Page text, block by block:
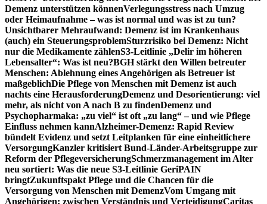
Demenz unterstützen könnenVerlegungsstress nach Umzug
oder Heimaufnahme – was ist normal und was ist zu tun?
Unsichtbarer Mehraufwand: Demenz ist im Krankenhaus
(auch) ein SteuerungsproblemSturzrisiko bei Demenz: Nicht
nur die Medikamente zählenS3-Leitlinie „Delir im höheren
Lebensalter“: Was ist neu?BGH stärkt den Willen betreuter
Menschen: Ablehnung eines Angehörigen als Betreuer ist
maßgeblichDie Pflege von Menschen mit Demenz ist auch
nachts eine HerausforderungDemenz und Desorientierung: viel
mehr, als nicht von A nach B zu findenDemenz und
Psychopharmaka: „zu viel“ ist oft „zu lang“ – und wie Pflege
Einfluss nehmen kannAlzheimer-Demenz: Rapid Review
bündelt Evidenz und setzt Leitplanken für eine einheitlichere
VersorgungKanzler kritisiert Bund-Länder-Arbeitsgruppe zur
Reform der PflegeversicherungSchmerzmanagement im Alter
neu sortiert: Was die neue S3-Leitlinie GeriPAIN
bringtZukunftspakt Pflege und die Chancen für die
Versorgung von Menschen mit DemenzVom Umgang mit
Angehörigen: zwischen Verständnis und VerteidigungCaritas